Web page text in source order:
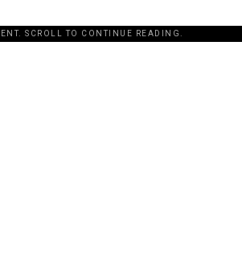
SCROLL TO CONTINUE READING.